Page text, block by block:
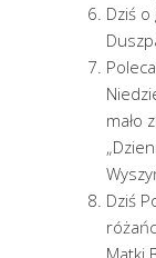
Dziś
mało
Dziś
Matki